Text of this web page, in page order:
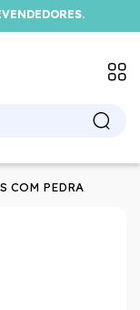
COM PEDRA